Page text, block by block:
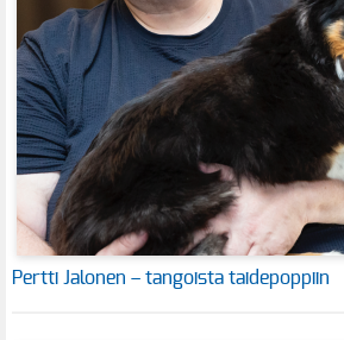
Pertti Jalonen – tangoista taidepoppiin